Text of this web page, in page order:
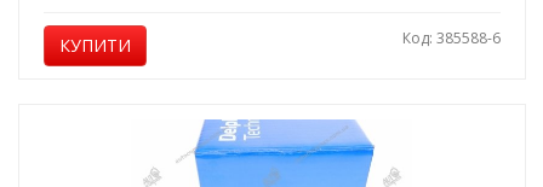
КУПИТИ Код: 385588-6